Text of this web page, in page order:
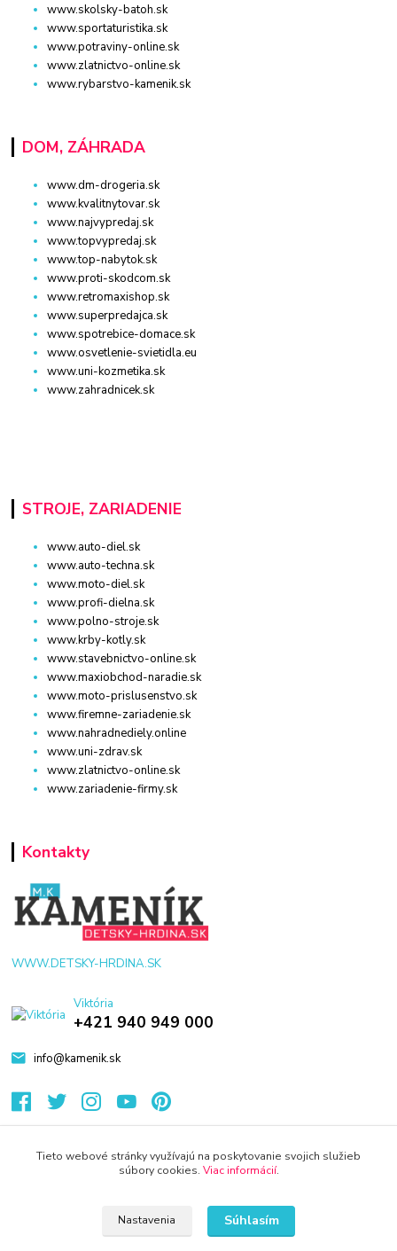
www.skolsky-batoh.sk
www.sportaturistika.sk
www.potraviny-online.sk
www.zlatnictvo-online.sk
www.rybarstvo-kamenik.sk
DOM, ZÁHRADA
www.dm-drogeria.sk
www.kvalitnytovar.sk
www.najvypredaj.sk
www.topvypredaj.sk
www.top-nabytok.sk
www.proti-skodcom.sk
www.retromaxishop.sk
www.superpredajca.sk
www.spotrebice-domace.sk
www.osvetlenie-svietidla.eu
www.uni-kozmetika.sk
www.zahradnicek.sk
STROJE, ZARIADENIE
www.auto-diel.sk
www.auto-techna.sk
www.moto-diel.sk
www.profi-dielna.sk
www.polno-stroje.sk
www.krby-kotly.sk
www.stavebnictvo-online.sk
www.maxiobchod-naradie.sk
www.moto-prislusenstvo.sk
www.firemne-zariadenie.sk
www.nahradnediely.online
www.uni-zdrav.sk
www.zlatnictvo-online.sk
www.zariadenie-firmy.sk
Kontakty
WWW.DETSKY-HRDINA.SK
Viktória
+421 940 949 000
info@kamenik.sk
Eshop-rychlo.sk
Tieto webové stránky využívajú na poskytovanie svojich služieb
súbory cookies. Viac informácií.
Nastavenia Súhlasím